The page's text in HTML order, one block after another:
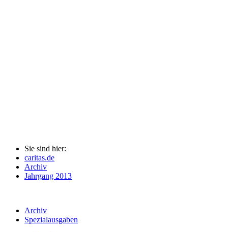
Sie sind hier:
caritas.de
Archiv
Jahrgang 2013
Archiv
Spezialausgaben